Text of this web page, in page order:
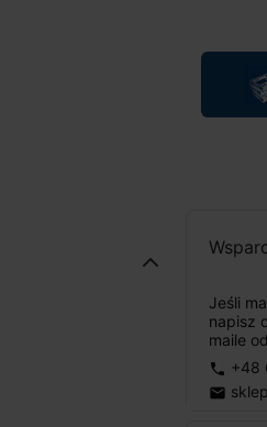
Jeśli
napisz
maile
phone +48
email